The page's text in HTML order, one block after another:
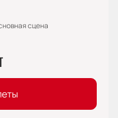
сцена